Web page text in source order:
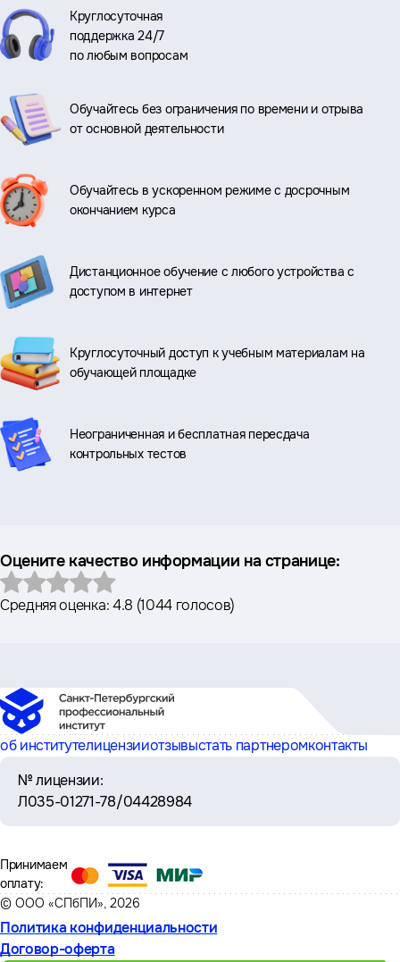
Круглосуточная
поддержка 24/7
по любым вопросам
Обучайтесь без ограничения по времени и отрыва
от основной деятельности
Обучайтесь в ускоренном режиме с досрочным
окончанием курса
Дистанционное обучение с любого устройства с
доступом в интернет
Круглосуточный доступ к учебным материалам на
обучающей площадке
Неограниченная и бесплатная пересдача
контрольных тестов
Оцените качество информации на странице:
Средняя оценка:4.8 (1044 голосов)
об институтелицензииотзывыстать партнеромконтакты
№ лицензии:
Л035-01271-78/04428984
© ООО «СПбПИ», 2026
Политика конфиденциальности
Договор-оферта
Принимаем
оплату: